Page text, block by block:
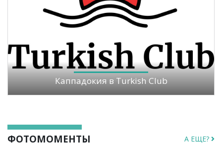
Каппадокия в Turkish Club
ФОТОМОМЕНТЫ А ЕЩЕ?